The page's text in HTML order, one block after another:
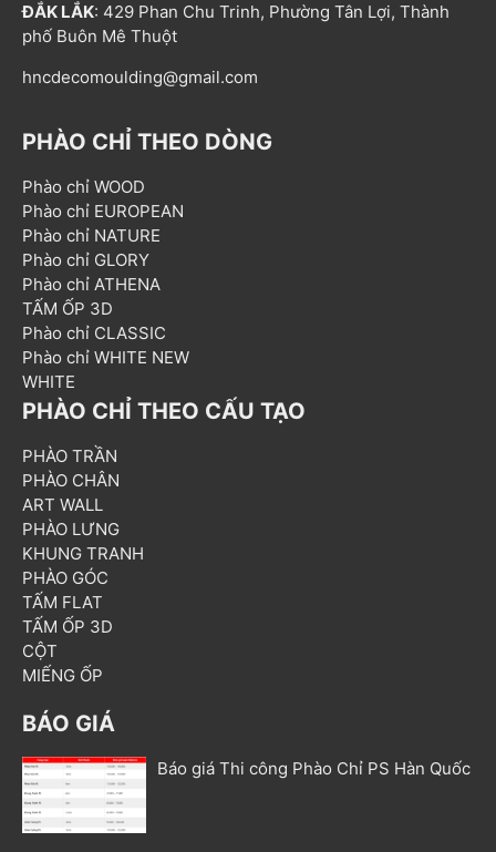
ĐẮK LẮK: 429 Phan Chu Trinh, Phường Tân Lợi, Thành
phố Buôn Mê Thuột
hncdecomoulding@gmail.com
PHÀO CHỈ THEO DÒNG
Phào chỉ WOOD
Phào chỉ EUROPEAN
Phào chỉ NATURE
Phào chỉ GLORY
Phào chỉ ATHENA
TẤM ỐP 3D
Phào chỉ CLASSIC
Phào chỉ WHITE NEW
WHITE
PHÀO CHỈ THEO CẤU TẠO
PHÀO TRẦN
PHÀO CHÂN
ART WALL
PHÀO LƯNG
KHUNG TRANH
PHÀO GÓC
TẤM FLAT
TẤM ỐP 3D
CỘT
MIẾNG ỐP
BÁO GIÁ
Báo giá Thi công Phào Chỉ PS Hàn Quốc